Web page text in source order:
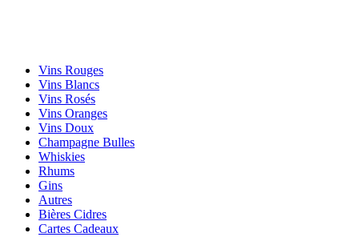
Vins Rouges
Vins Blancs
Vins Rosés
Vins Oranges
Vins Doux
Champagne Bulles
Whiskies
Rhums
Gins
Autres
Bières Cidres
Cartes Cadeaux